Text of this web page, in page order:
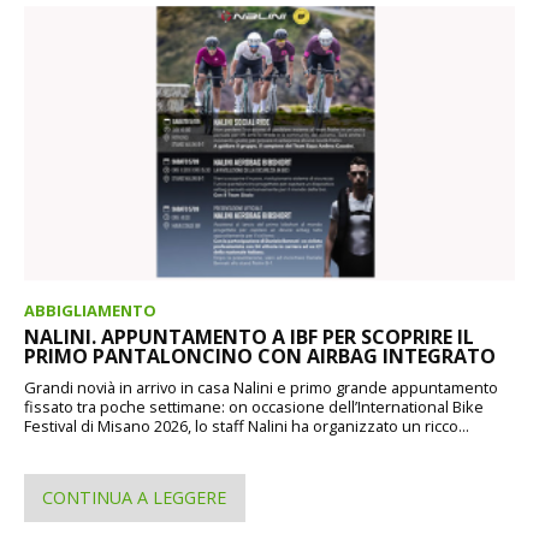
ABBIGLIAMENTO
NALINI. APPUNTAMENTO A IBF PER SCOPRIRE IL
PRIMO PANTALONCINO CON AIRBAG INTEGRATO
Grandi novià in arrivo in casa Nalini e primo grande appuntamento
fissato tra poche settimane: on occasione dell’International Bike
Festival di Misano 2026, lo staff Nalini ha organizzato un ricco...
CONTINUA A LEGGERE